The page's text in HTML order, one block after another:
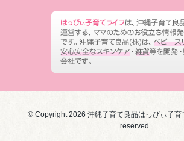
© Copyright 2026 沖縄子育て良品はっぴぃ子育
reserved.